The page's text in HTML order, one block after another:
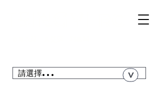
請選擇... >